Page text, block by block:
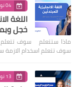
04 نوفمبر 2024
اللغة
خجل
ماذا ستتعلم سوف تتعلم
سوف تتعلم اسخدام
13 نوفمبر 2024